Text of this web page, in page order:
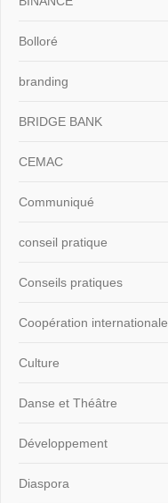
Bolloré
branding
BRIDGE BANK
CEMAC
Communiqué
conseil pratique
Conseils pratiques
Coopération internationale
Culture
Danse et Théâtre
Développement
Diaspora